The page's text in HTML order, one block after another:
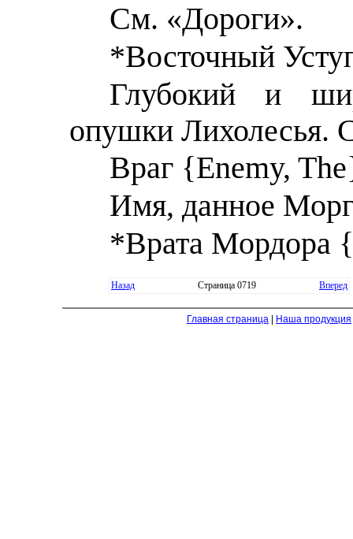
См. «Дороги».
*Восточный
Глубокий и
опушки Лихолесья.
Враг {Enemy,
Имя, данное
*Врата Мордора
Назад Страница 0719 Вперед
Главная страница | Наша продукция